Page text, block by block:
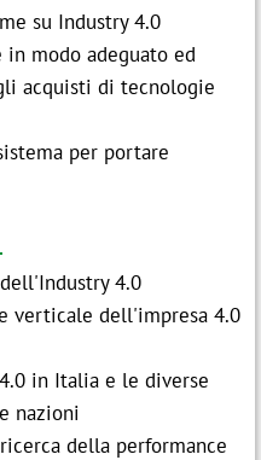
su Industry 4.0
modo adeguato ed
acquisti di tecnologie
per portare
4.0
verticale dell'impresa 4.0
in Italia e le diverse
nazioni
della performance